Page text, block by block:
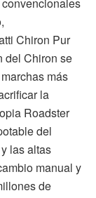
Chiron Pur
del Chiron se
más
la
Roadster
del
las altas
manual y
de